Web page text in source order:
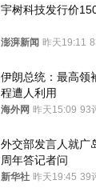
宇树科技发行价
澎湃新闻 昨天19:11
伊朗总统：最高领
程遭人利用
海外网 昨天15:09 93
外交部发言人就广
周年答记者问
新华社 昨天19:45 39